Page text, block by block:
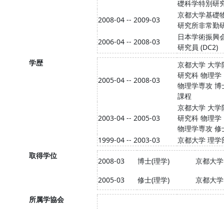
礎科学特別研
2008-04 -- 2009-03
京都大学基礎
研究所非常勤
2006-04 -- 2008-03
日本学術振興
研究員 (DC2)
学歴
2005-04 -- 2008-03
京都大学 大学
研究科 物理学
物理学専攻 博
課程
2003-04 -- 2005-03
京都大学 大学
研究科 物理学
物理学専攻 修
1999-04 -- 2003-03
京都大学 理学
取得学位
2008-03 博士(理学)
京都大学
2005-03
修士(理学) 京都大学
所属学協会